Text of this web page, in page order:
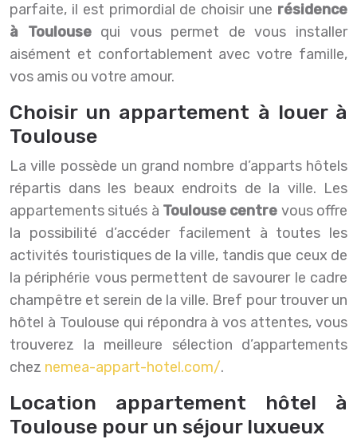
parfaite, il est primordial de choisir une résidence
à Toulousequi vous permet de vous installer
aisément et confortablement avec votre famille,
vos amis ou votre amour.
Choisir un appartement à louer à
Toulouse
La ville possède un grand nombre d’apparts hôtels
répartis dans les beaux endroits de la ville. Les
appartements situés à Toulouse centre vous offre
la possibilité d’accéder facilement à toutes les
activités touristiques de la ville, tandis que ceux de
la périphérie vous permettent de savourer le cadre
champêtre et serein de la ville. Bref pour trouver un
hôtel à Toulouse qui répondra à vos attentes, vous
trouverez la meilleure sélection d’appartements
chez nemea-appart-hotel.com/.
Location appartement hôtel à
Toulouse pour un séjour luxueux